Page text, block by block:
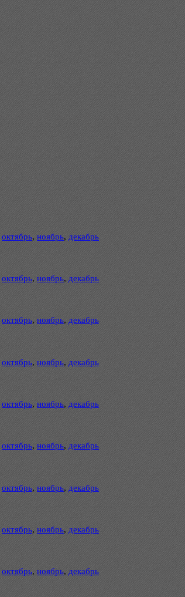
октябрь, ноябрь, декабрь
октябрь, ноябрь, декабрь
октябрь, ноябрь, декабрь
октябрь, ноябрь, декабрь
октябрь, ноябрь, декабрь
октябрь, ноябрь, декабрь
октябрь, ноябрь, декабрь
октябрь, ноябрь, декабрь
октябрь, ноябрь, декабрь